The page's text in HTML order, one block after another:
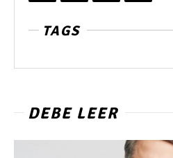
TAGS
DEBE LEER